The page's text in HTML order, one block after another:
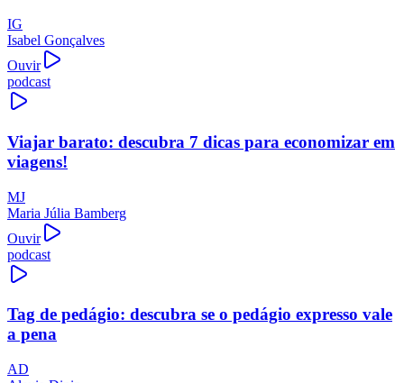
IG
Isabel Gonçalves
Ouvir
podcast
Viajar barato: descubra 7 dicas para economizar em
viagens!
MJ
Maria Júlia Bamberg
Ouvir
podcast
Tag de pedágio: descubra se o pedágio expresso vale
a pena
AD